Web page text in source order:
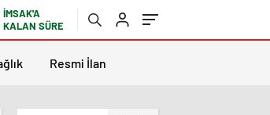
İMSAK'A
KALAN SÜRE
Resmi İlan